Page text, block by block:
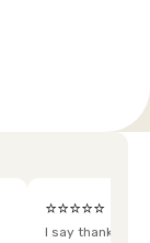
⭐⭐⭐⭐⭐
I say thankyou